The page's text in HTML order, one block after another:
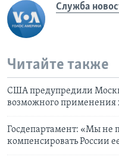
Служба
Читайте также
США предупредили
возможного
Госдепартамент: «Мы не
компенсировать России